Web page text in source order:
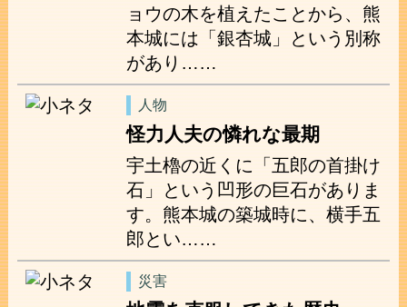
ョウの木を植えたことから、熊
本城には「銀杏城」という別称
があり……
人物
怪力人夫の憐れな最期
宇土櫓の近くに「五郎の首掛け
石」という凹形の巨石がありま
す。熊本城の築城時に、横手五
郎とい……
災害